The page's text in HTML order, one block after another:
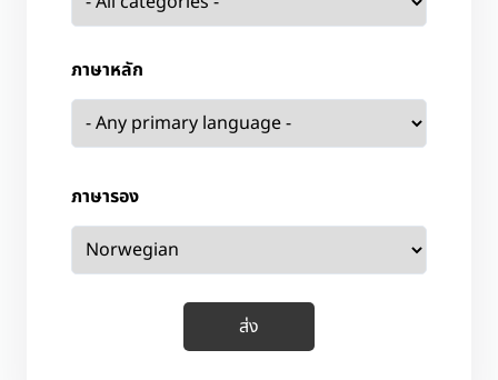
ภาษาหลัก
ภาษารอง